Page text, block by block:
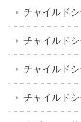
チャイルド
チャイルド
チャイルド
チャイルド